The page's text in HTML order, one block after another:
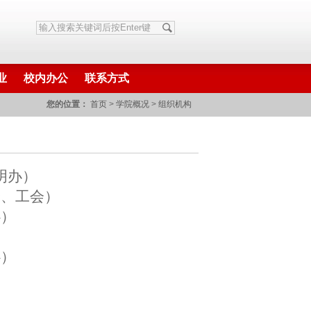
校内办公 联系方式
您的位置： 首页 > 学院概况 > 组织机构
）
工会）